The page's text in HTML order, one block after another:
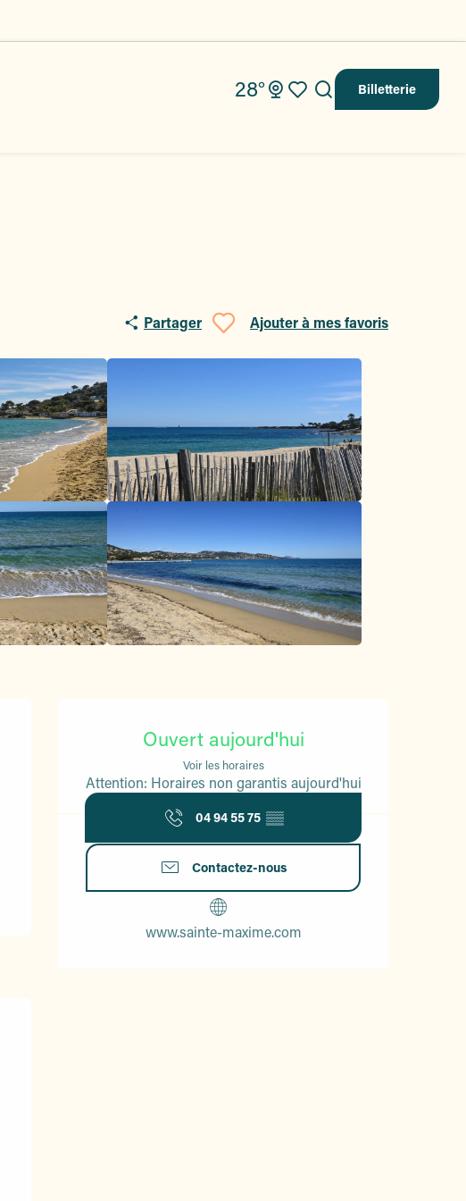
28° Billetterie
Voir les favoris
Recherche
Partager
Ajouter aux
Ajouter à mes favoris
Ouvert aujourd'hui
Voir les horaires
Attention: Horaires non garantis aujourd'hui
04 94 55 75 ▒▒
Contactez-nous
www.sainte-maxime.com